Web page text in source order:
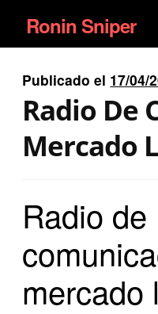
Ir
a
la
navegación
Ir
al
contenido
Ronin Sniper
EQUIPAMIENTO ÉLITE
SATELITALES
Publicado el 17/04/
Radio De
Mercado
Radio de
mercado